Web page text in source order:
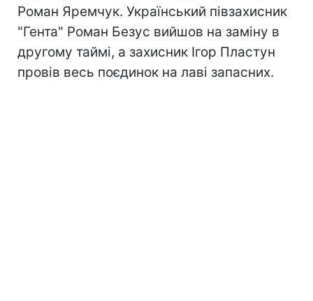
Роман Яремчук. Український півзахисник
"Гента" Роман Безус вийшов на заміну в
другому таймі, а захисник Ігор Пластун
провів весь поєдинок на лаві запасних.